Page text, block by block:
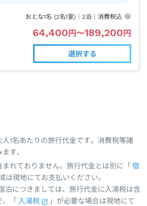
おとな1名 (2名1室)｜ 2泊 ｜消費税込
64,400 円 〜189,200 円
選択する
1名あたりの旅行代金です。消費税等諸
す。
れておりません。旅行代金とは別に「 宿
は現地にてお支払いください。
泊につきましては、旅行代金に入湯税は含
「 入湯税
」が必要な場合は現地にて